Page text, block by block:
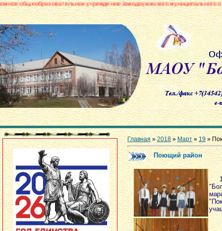
учреждение Заводоуковского муниципального округа
Главная »2018 » Март » 19 »
Поющий район
18